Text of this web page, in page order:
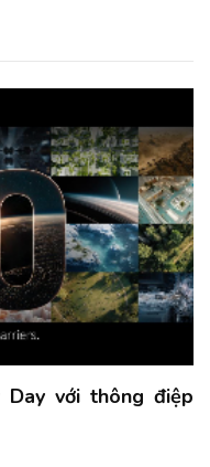
với thông điệp